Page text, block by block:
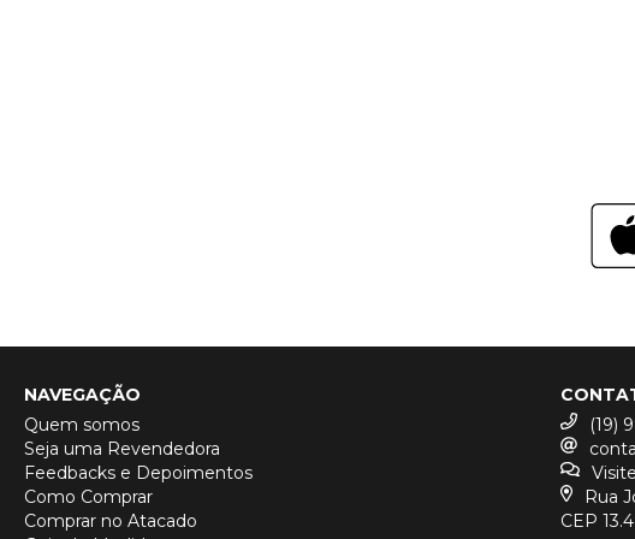
NAVEGAÇÃO
Quem somos
Seja uma Revendedora
Feedbacks e Depoimentos
Como Comprar
Comprar no Atacado
(19)
Rua
CEP